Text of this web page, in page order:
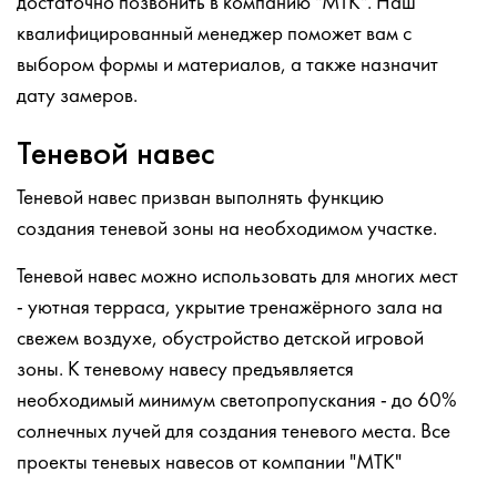
квалифицированный менеджер поможет вам с
выбором формы и материалов, а также назначит
дату замеров.
Теневой навес
Теневой навес призван выполнять функцию
создания теневой зоны на необходимом участке.
Теневой навес можно использовать для многих мест
- уютная терраса, укрытие тренажёрного зала на
свежем воздухе, обустройство детской игровой
зоны. К теневому навесу предъявляется
необходимый минимум светопропускания - до 60%
солнечных лучей для создания теневого места. Все
проекты теневых навесов от компании "МТК"